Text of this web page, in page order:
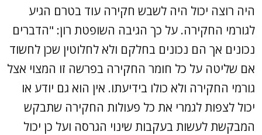
היה רוצה יכול היה לשבש חקירה עוד בטרם הגיע
לגורמי החקירה. על כך הגיבה השופטת רון: "הדברים
נכונים אך הם נכונים בחלקם ולא לחלוטין שכן לחשוד
אם שליטה על כל חומר החקירה בפרשה זו המצוי אצל
גורמי החקירה ולא כולו בידיעתו. אין הוא גם יודע או
יכול לצפות לגמרי את כל פעולות החקירה שתבקש
המבקשת לעשות בעקבות שינוי הגרסה ועל כן יכול